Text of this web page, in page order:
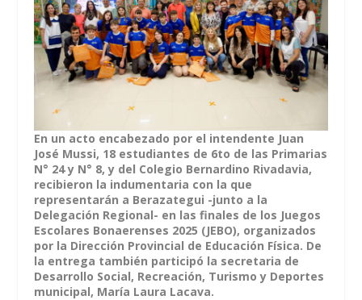
En un acto encabezado por el intendente Juan
José Mussi, 18 estudiantes de 6to de las Primarias
N° 24 y N° 8, y del Colegio Bernardino Rivadavia,
recibieron la indumentaria con la que
representarán a Berazategui -junto a la
Delegación Regional- en las finales de los Juegos
Escolares Bonaerenses 2025 (JEBO), organizados
por la Dirección Provincial de Educación Física. De
la entrega también participó la secretaria de
Desarrollo Social, Recreación, Turismo y Deportes
municipal, María Laura Lacava.